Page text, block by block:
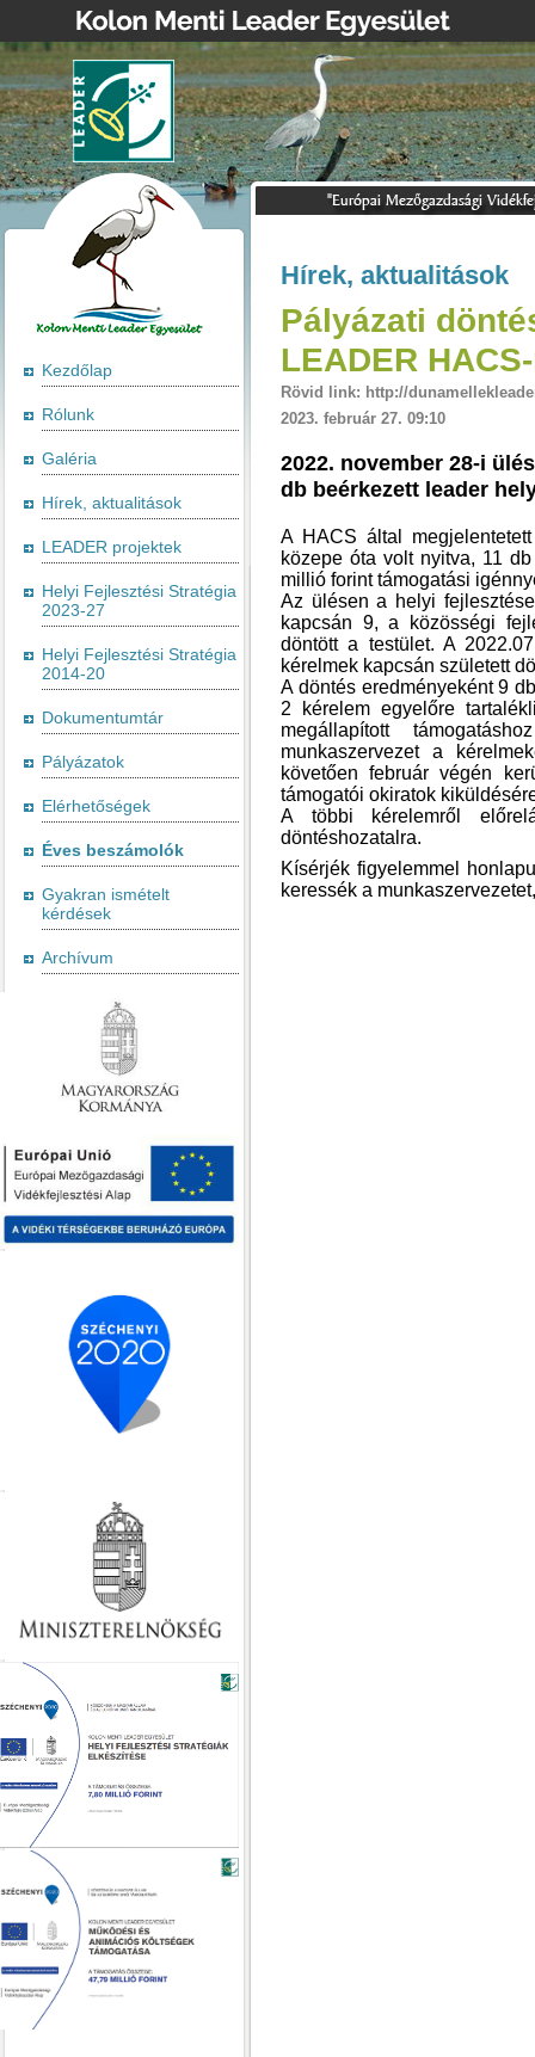
Kezdőlap
Rólunk
Galéria
Hírek, aktualitások
LEADER projektek
Helyi Fejlesztési Stratégia
2023-27
Helyi Fejlesztési Stratégia
2014-20
Dokumentumtár
Pályázatok
Elérhetőségek
Éves beszámolók
Gyakran ismételt
kérdések
Archívum
Hírek, aktualitások
Pályázati
LEADER
Rövid link: http://
2023. február 27. 09:10
2022. november 28-i
db beérkezett leader
A HACS által
közepe óta volt nyitva, 11
millió forint támogatási
Az ülésen a helyi
kapcsán 9, a közösségi
döntött a testület. A
kérelmek kapcsán született
A döntés eredményeként 9
2 kérelem egyelőre
megállapított
munkaszervezet a
követően február végén
támogatói okiratok
A többi kérelemről
döntéshozatalra.
Kísérjék figyelemmel
keressék a